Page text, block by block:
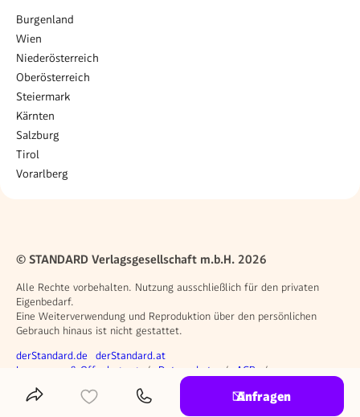
Burgenland
Wien
Niederösterreich
Oberösterreich
Steiermark
Kärnten
Salzburg
Tirol
Vorarlberg
Anfragen
© STANDARD Verlagsgesellschaft m.b.H. 2026
Alle Rechte vorbehalten. Nutzung ausschließlich für den privaten
Eigenbedarf.
Eine Weiterverwendung und Reproduktion über den persönlichen
Gebrauch hinaus ist nicht gestattet.
Weitere Angebote
derStandard.de derStandard.at
Rechtliches
Impressum & Offenlegung Datenschutz
AGB
Privacy Manager